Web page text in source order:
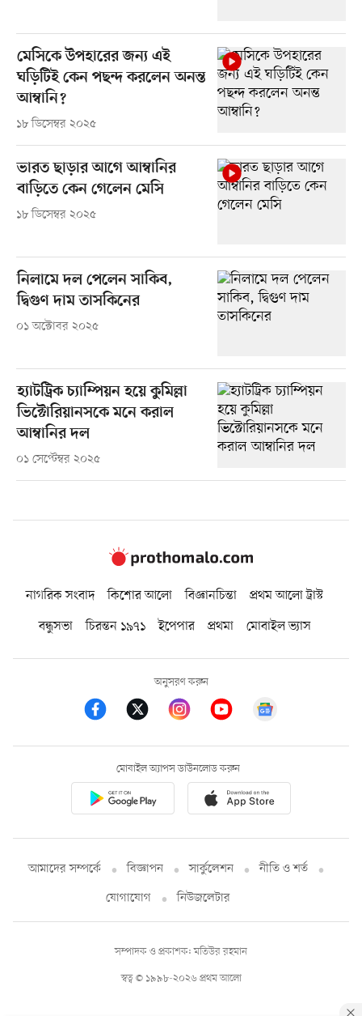
মেসিকে উপহারের জন্য এই
ঘড়িটিই কেন পছন্দ করলেন অনন্ত
আম্বানি?
১৮ ডিসেম্বর ২০২৫
ভারত ছাড়ার আগে আম্বানির
বাড়িতে কেন গেলেন মেসি
১৮ ডিসেম্বর ২০২৫
নিলামে দল পেলেন সাকিব,
দ্বিগুণ দাম তাসকিনের
০১ অক্টোবর ২০২৫
হ্যাটট্রিক চ্যাম্পিয়ন হয়ে কুমিল্লা
ভিক্টোরিয়ানসকে মনে করাল
আম্বানির দল
০১ সেপ্টেম্বর ২০২৫
নাগরিক সংবাদ কিশোর আলো বিজ্ঞানচিন্তা
প্রথম আলো ট্রাস্ট
বন্ধুসভা
চিরন্তন ১৯৭১ ইপেপার প্রথমা মোবাইল ভ্যাস
অনুসরণ করুন
মোবাইল অ্যাপস ডাউনলোড করুন
আমাদের সম্পর্কে বিজ্ঞাপন সার্কুলেশন
নীতি ও শর্ত
যোগাযোগ
নিউজলেটার
স্বত্ব © ১৯৯৮-২০২৬ প্রথম আলো
সম্পাদক ও প্রকাশক: মতিউর রহমান